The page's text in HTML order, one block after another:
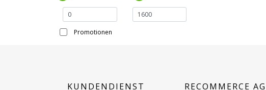
Promotionen
KUNDENDIENST RECOMMERCE AG